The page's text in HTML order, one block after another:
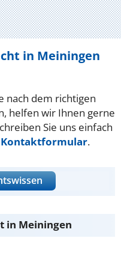
in Meiningen
nach dem richtigen
helfen wir Ihnen gerne
Sie uns einfach
Kontaktformular.
in Meiningen